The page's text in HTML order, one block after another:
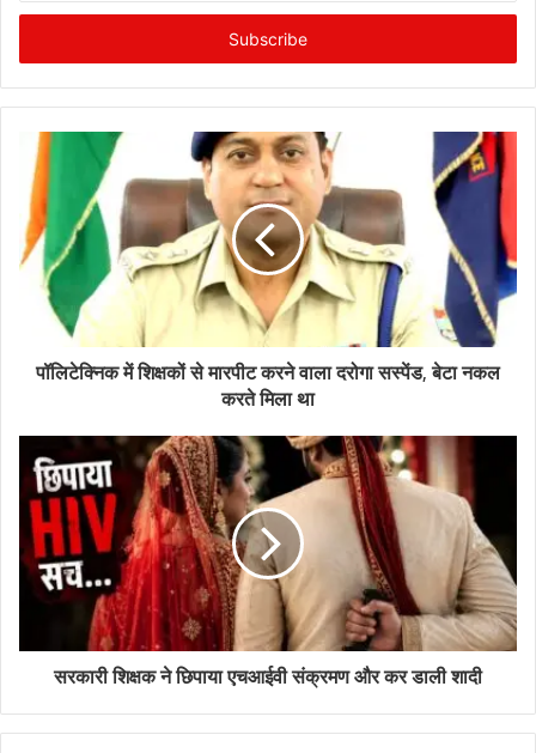
Email
पॉलिटेक्निक में शिक्षकों से मारपीट करने वाला दरोगा सस्पेंड, बेटा नकल
करते मिला था
सरकारी शिक्षक ने छिपाया एचआईवी संक्रमण और कर डाली शादी